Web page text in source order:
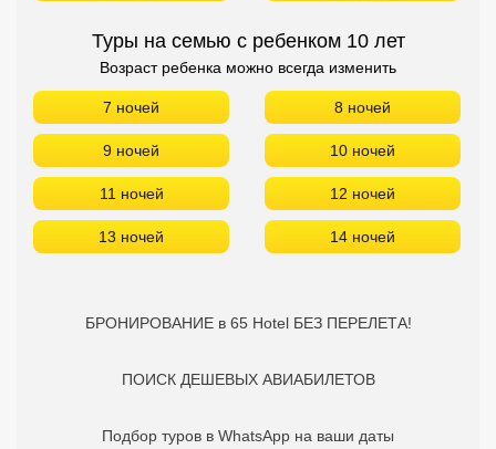
Туры на семью с ребенком 10 лет
Возраст ребенка можно всегда изменить
7 ночей 8 ночей
9 ночей 10 ночей
11 ночей 12 ночей
13 ночей 14 ночей
БРОНИРОВАНИЕ в 65 Hotel БЕЗ ПЕРЕЛЕТА!
ПОИСК ДЕШЕВЫХ АВИАБИЛЕТОВ
Подбор туров в WhatsApp на ваши даты